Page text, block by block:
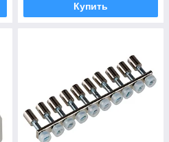
Купить